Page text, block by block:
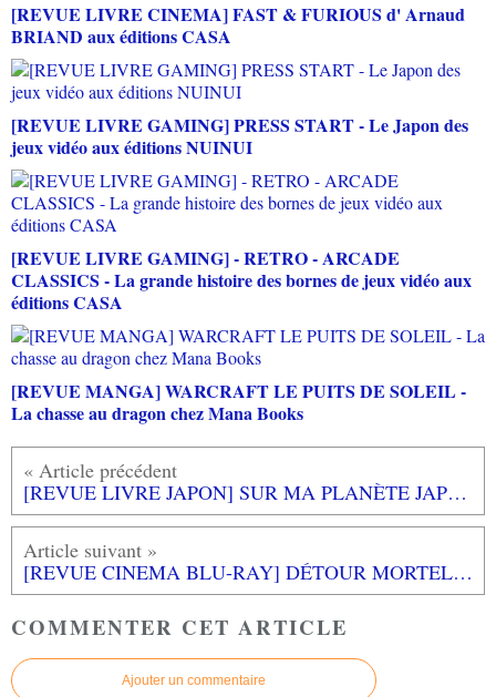
[REVUE LIVRE CINEMA] FAST & FURIOUS d' Arnaud
BRIAND aux éditions CASA
[REVUE LIVRE GAMING] PRESS START - Le Japon des
jeux vidéo aux éditions NUINUI
[REVUE LIVRE GAMING] - RETRO - ARCADE
CLASSICS - La grande histoire des bornes de jeux vidéo aux
éditions CASA
[REVUE MANGA] WARCRAFT LE PUITS DE SOLEIL -
La chasse au dragon chez Mana Books
[REVUE LIVRE JAPON] SUR MA PLANÈTE JAPON de Maëlle BOMPAS aux éditions HIKARI
[REVUE CINEMA BLU-RAY] DÉTOUR MORTEL : LA FONDATION
COMMENTER CET ARTICLE
Ajouter un commentaire